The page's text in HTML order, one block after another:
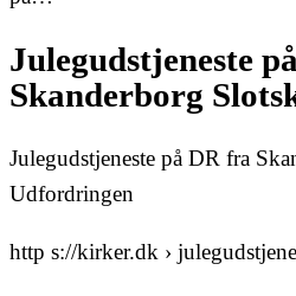
Julegudstjeneste
Skanderborg
Julegudstjeneste på DR fra
Udfordringen
http s://kirker.dk ›